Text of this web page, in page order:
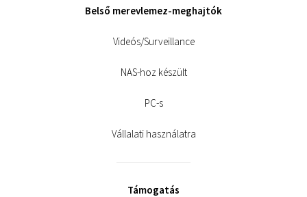
Belső merevlemez-meghajtók
Videós/Surveillance
NAS-hoz készült
PC-s
Vállalati használatra
Támogatás